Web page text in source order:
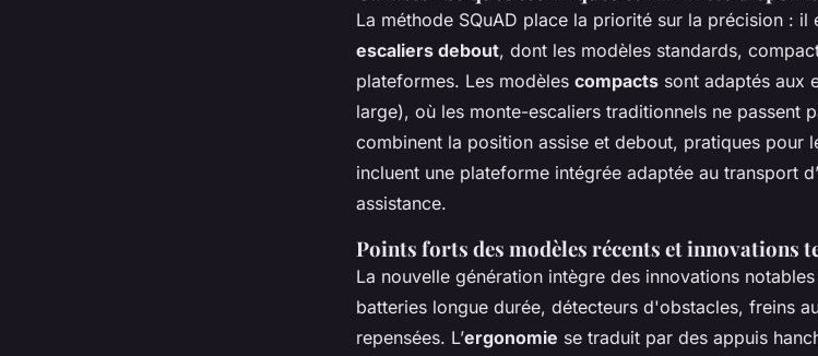
La méthode SQuAD place la priorité sur la précision : il
escaliers debout, dont les modèles standards,
plateformes. Les modèles compacts sont adaptés aux
large), où les monte-escaliers traditionnels ne passent
combinent la position assise et debout, pratiques pour
incluent une plateforme intégrée adaptée au transport
assistance.
Points forts des modèles récents et innovations
La nouvelle génération intègre des innovations notables
batteries longue durée, détecteurs d'obstacles, freins
repensées. L’ergonomie se traduit par des appuis